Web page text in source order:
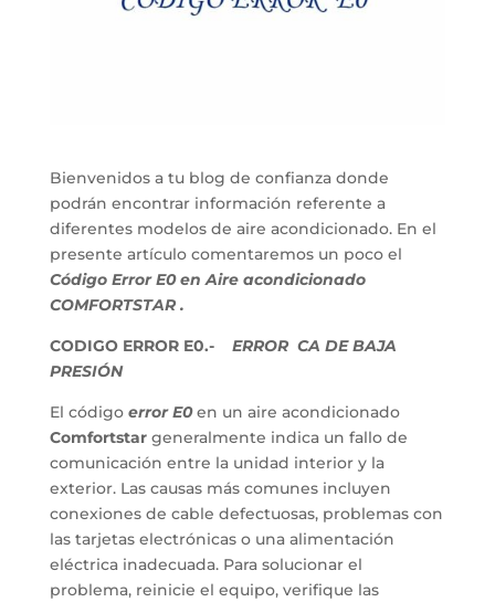
Bienvenidos a tu blog de confianza donde
podrán encontrar información referente a
diferentes modelos de aire acondicionado. En el
presente artículo comentaremos un poco el
Código Error E0 en Aire acondicionado
COMFORTSTAR .
CODIGO ERROR E0.-
ERROR CA DE BAJA
PRESIÓN
El código error E0 en un aire acondicionado
Comfortstargeneralmente indica un fallo de
comunicación entre la unidad interior y la
exterior. Las causas más comunes incluyen
conexiones de cable defectuosas, problemas con
las tarjetas electrónicas o una alimentación
eléctrica inadecuada. Para solucionar el
problema, reinicie el equipo, verifique las